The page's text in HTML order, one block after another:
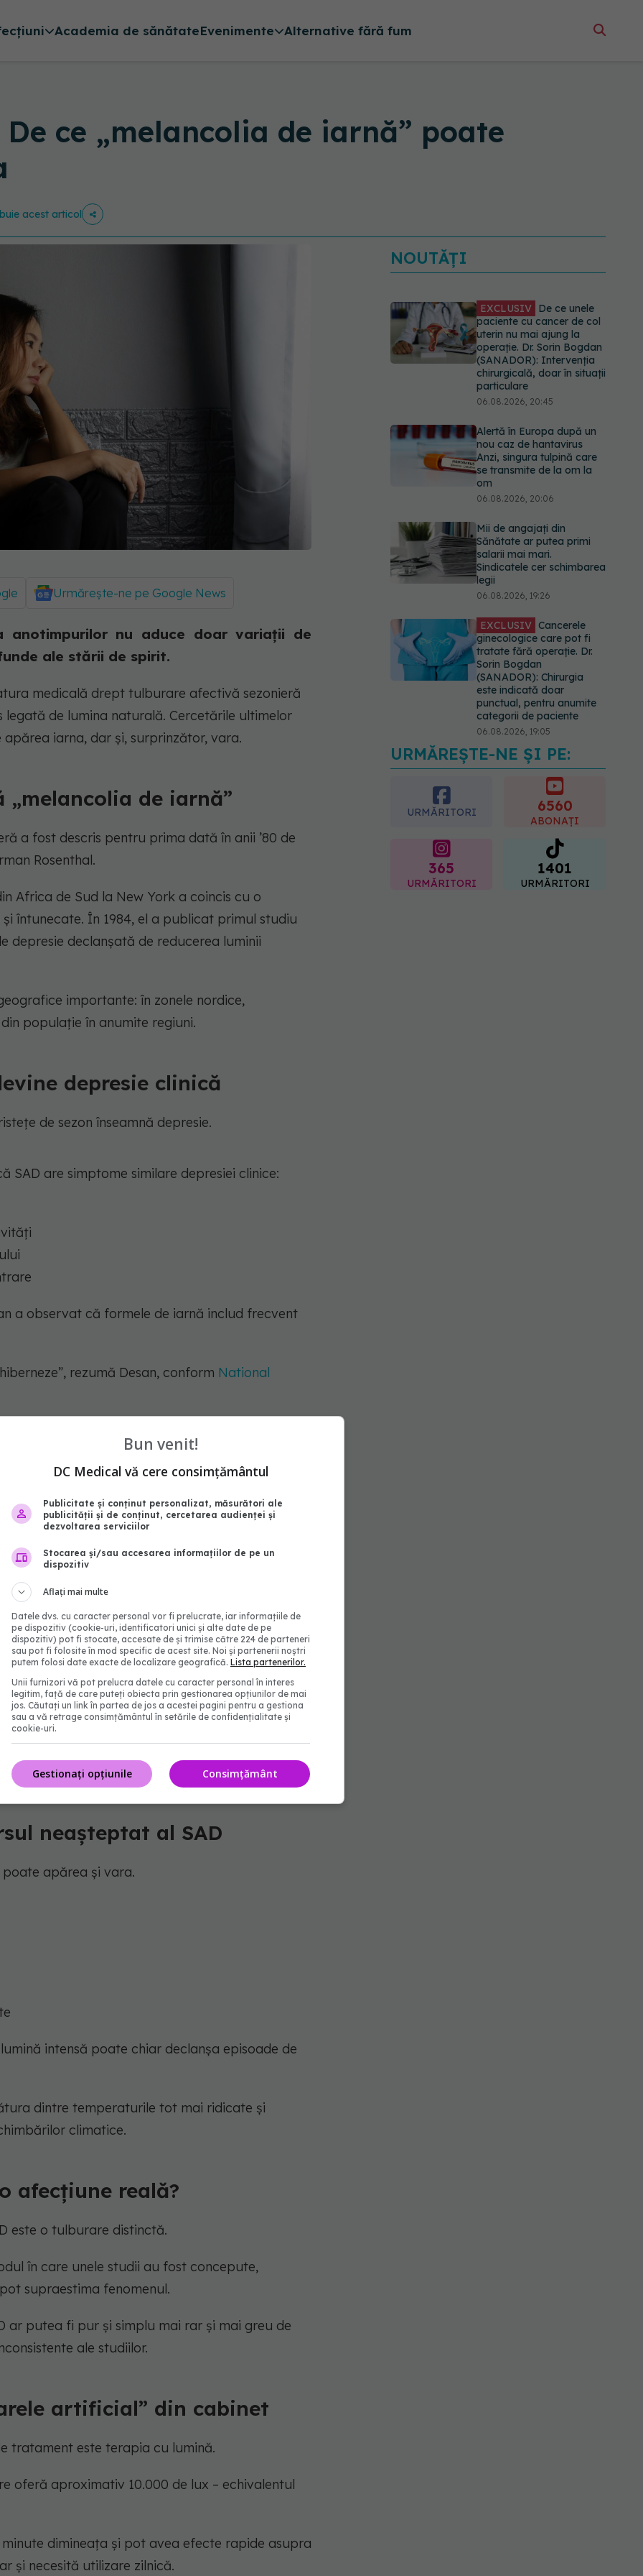
Academia de sănătateEvenimente Alternative fără fum
ce „melancolia de iarnă” poate
acest articol
Urmărește-ne pe Google News
anotimpurilor nu aduce doar variații de
ale stării de spirit.
medicală drept tulburare afectivă sezonieră
legată de lumina naturală. Cercetările ultimelor
iarna, dar și, surprinzător, vara.
„melancolia de iarnă”
a fost descris pentru prima dată în anii ’80 de
Rosenthal.
Africa de Sud la New York a coincis cu o
întunecate. În 1984, el a publicat primul studiu
depresie declanșată de reducerea luminii
importante: în zonele nordice,
populație în anumite regiuni.
depresie clinică
de sezon înseamnă depresie.
SAD are simptome similare depresiei clinice:
a observat că formele de iarnă includ frecvent
rezumă Desan, conform National
rolul luminii și al
un factor-cheie: durata zilei.
poate fi afectat în reglarea ritmului
„ceasul biologic”, însă iarna acest semnal este
poate fi secretată mai târziu decât în mod
într-o stare de „noapte biologică” chiar și
clar de ce această desincronizare duce la
neașteptat al SAD
poate apărea și vara.
intensă poate chiar declanșa episoade de
dintre temperaturile tot mai ridicate și
climatice.
afecțiune reală?
este o tulburare distinctă.
în care unele studii au fost concepute,
supraestima fenomenul.
ar putea fi pur și simplu mai rar și mai greu de
ale studiilor.
artificial” din cabinet
tratament este terapia cu lumină.
oferă aproximativ 10.000 de lux – echivalentul
dimineața și pot avea efecte rapide asupra
și necesită utilizare zilnică.
NOUTĂȚI
EXCLUSIV De ce unele
paciente cu cancer de col
uterin nu mai ajung la
operație. Dr. Sorin Bogdan
(SANADOR): Intervenția
chirurgicală, doar în situații
particulare
06.08.2026, 20:45
Alertă în Europa după un
nou caz de hantavirus
Anzi, singura tulpină care
se transmite de la om la
om
06.08.2026, 20:06
Mii de angajați din
Sănătate ar putea primi
salarii mai mari.
Sindicatele cer schimbarea
legii
06.08.2026, 19:26
EXCLUSIV Cancerele
ginecologice care pot fi
tratate fără operație. Dr.
Sorin Bogdan
(SANADOR): Chirurgia
este indicată doar
punctual, pentru anumite
categorii de paciente
06.08.2026, 19:05
EXCLUSIV Brahiterapie
vs radioterapie externă în
cancerul ginecologic. Dr.
Sorin Bogdan (SANADOR)
explică diferența și cum
acționează tratamentul
URMĂREȘTE-NE ȘI PE:
URMĂRITORI 6560
ABONAȚI
365
URMĂRITORI
1401
URMĂRITORI
Bun venit!
DC Medical vă cere consimțământul
Publicitate și conținut personalizat, măsurători ale
publicității și de conținut, cercetarea audienței și
dezvoltarea serviciilor
Stocarea și/sau accesarea informațiilor de pe un
dispozitiv
Aflați mai multe
Datele dvs. cu caracter personal vor fi prelucrate, iar informațiile de
pe dispozitiv (cookie-uri, identificatori unici și alte date de pe
dispozitiv) pot fi stocate, accesate de și trimise către 224 de parteneri
sau pot fi folosite în mod specific de acest site. Noi și partenerii noștri
putem folosi date exacte de localizare geografică. Lista partenerilor.
Unii furnizori vă pot prelucra datele cu caracter personal în interes
legitim, față de care puteți obiecta prin gestionarea opțiunilor de mai
jos. Căutați un link în partea de jos a acestei pagini pentru a gestiona
sau a vă retrage consimțământul în setările de confidențialitate și
cookie-uri.
Consimțământ
Gestionați opțiunile